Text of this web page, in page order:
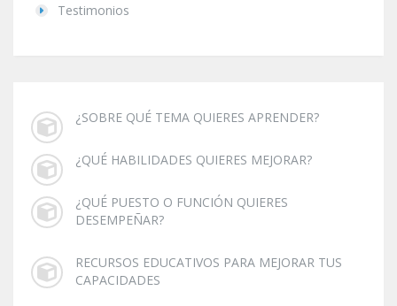
Testimonios
¿SOBRE QUÉ TEMA QUIERES APRENDER?
¿QUÉ HABILIDADES QUIERES MEJORAR?
¿QUÉ PUESTO O FUNCIÓN QUIERES
DESEMPEÑAR?
RECURSOS EDUCATIVOS PARA MEJORAR TUS
CAPACIDADES